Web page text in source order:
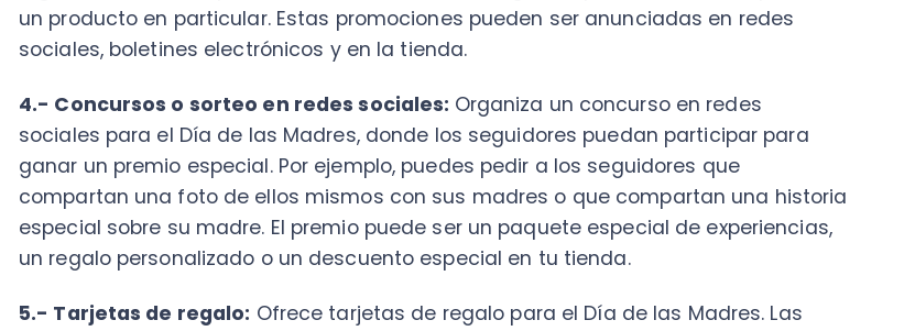
un regalo personalizado o un descuento especial en tu tienda.
5.- Tarjetas de regalo:Ofrece tarjetas de regalo para el Día de las Madres. Las
tarjetas de regalo son una excelente opción para aquellos que no están seguros de
qué regalar o para aquellos que desean que sus madres elijan su propio regalo.
Puedes ofrecer una promoción especial en las tarjetas de regalo, como un
descuento o un valor agregado al comprar una tarjeta de regalo. Anuncia esta
promoción en tu sitio web y en tus redes sociales para llegar a más compradores.